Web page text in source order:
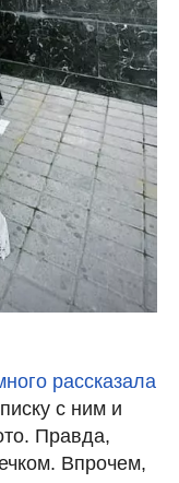
рассказала
с ним и
Правда,
Впрочем,